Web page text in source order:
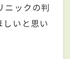
ニックの判
しいと思い